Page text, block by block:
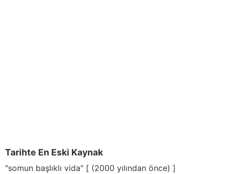
Tarihte En Eski Kaynak
"somun başlıklı vida" [ (2000 yılından önce) ]